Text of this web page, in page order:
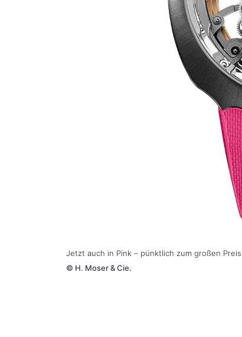
Jetzt auch in Pink – pünktlich zum großen
© H. Moser & Cie.